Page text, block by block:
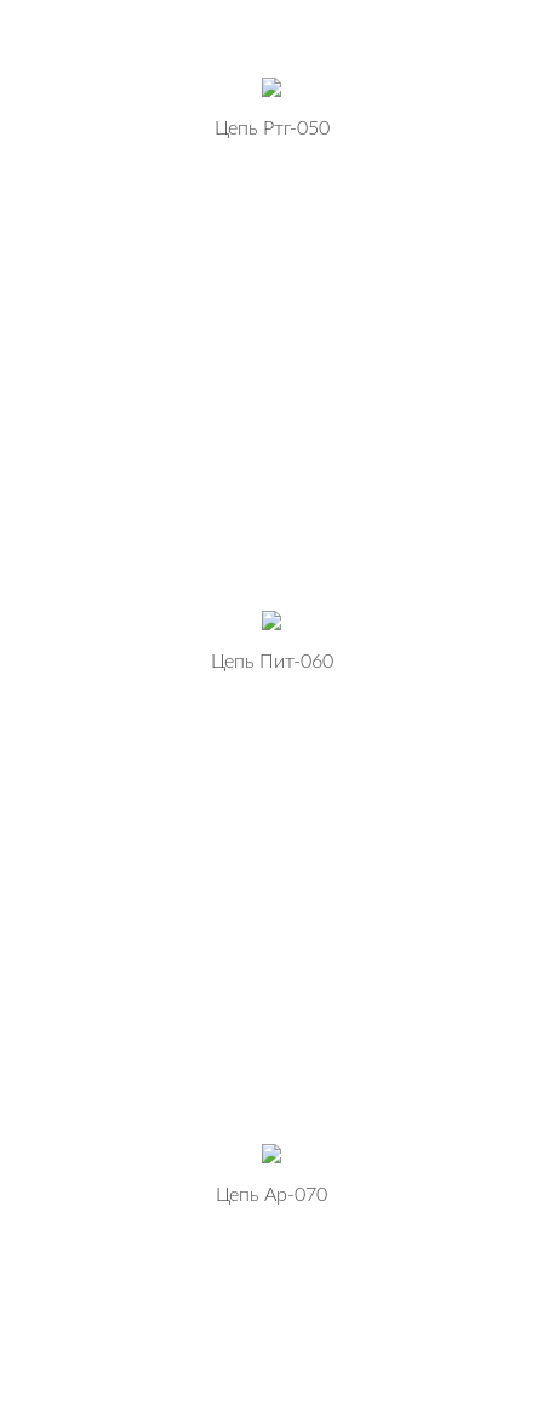
Цепь Ртг-050
Цепь Пит-060
Цепь Ар-070